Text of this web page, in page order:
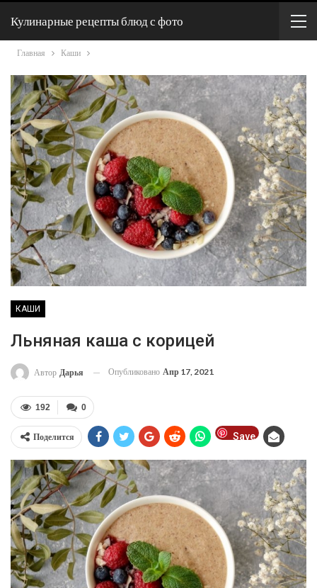
Кулинарные рецепты блюд с фото
Главная Каши
КАШИ
Льняная каша с корицей
Автор Дарья Опубликовано Апр 17, 2021
0
192
Поделится Save